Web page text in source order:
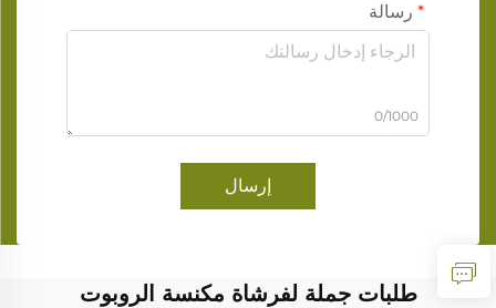
رسالة
0/1000
إرسال
طلبات جملة لفرشاة مكنسة الروبوت